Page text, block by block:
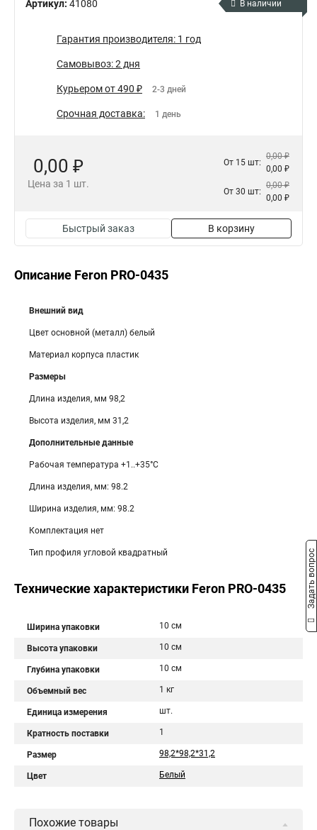
Артикул: 41080 В наличии
Гарантия производителя: 1 год
Самовывоз: 2 дня
Курьером от 490 ₽ 2-3 дней
Срочная доставка: 1 день
0,00 ₽
Цена за 1 шт.
От 15 шт:
0,00 ₽
0,00 ₽
От 30 шт:
0,00 ₽
0,00 ₽
Быстрый заказ В корзину
Описание Feron PRO-0435
Внешний вид
Цвет основной (металл) белый
Материал корпуса пластик
Размеры
Длина изделия, мм 98,2
Высота изделия, мм 31,2
Дополнительные данные
Рабочая температура +1..+35°C
Длина изделия, мм: 98.2
Ширина изделия, мм: 98.2
Комплектация нет
Тип профиля угловой квадратный
Технические характеристики Feron PRO-0435
Ширина упаковки 10 см
Высота упаковки 10 см
Глубина упаковки 10 см
Объемный вес 1 кг
Единица измерения шт.
Кратность поставки 1
Размер 98,2*98,2*31,2
Цвет Белый
Похожие товары
Задать вопрос